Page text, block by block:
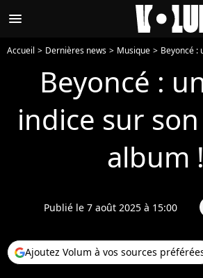
menu
Accueil Dernières news Musique Beyoncé : un
Beyoncé :
indice sur
album !
Publié le 7 août 2025 à 15:00
Ajoutez Volum à vos sources